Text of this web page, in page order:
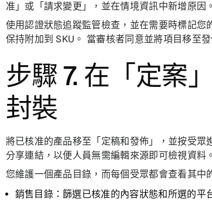
准」或「請求變更」，並在情境資訊中新增原因
使用認證狀態追蹤監管檢查，並在需要時標記
保持附加到 SKU。 當審核者同意並將項目移至
步驟 7. 在「定案
封裝
將已核准的產品移至「定稿和發佈」，並按受
分享連結，以便人員無需編輯來源即可檢視資料。
您維護一個產品目錄，而每個受眾都會查看其中
銷售目錄：篩選已核准的內容狀態和所選的平